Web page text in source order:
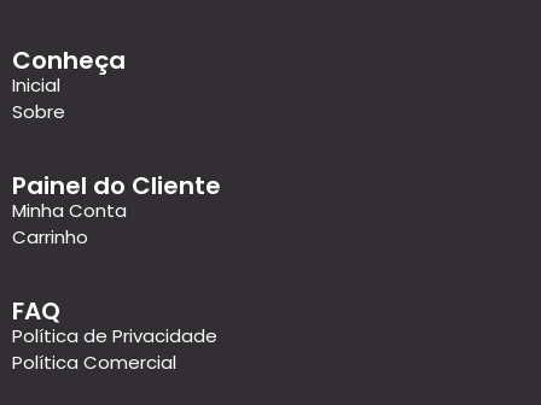
Conheça
Inicial
Sobre
Painel do Cliente
Minha Conta
Carrinho
FAQ
Política de Privacidade
Política Comercial